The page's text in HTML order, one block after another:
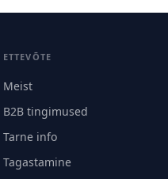
ETTEVÕTE
Meist
B2B tingimused
Tarne info
Tagastamine